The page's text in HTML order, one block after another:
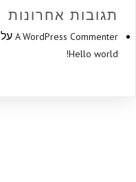
תגובות אחרונות
A WordPress Commenter על
Hello world!